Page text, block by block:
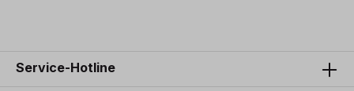
Service-Hotline